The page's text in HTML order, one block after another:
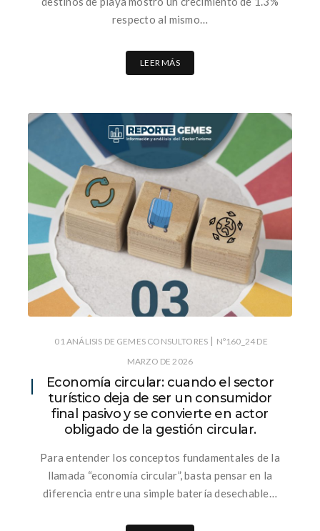
respecto al mismo…
LEER MÁS
01 ANÁLISIS DE GEMES CONSULTORES | Nº160_24 DE
MARZO DE 2026
Economía circular: cuando el sector
turístico deja de ser un consumidor
final pasivo y se convierte en actor
obligado de la gestión circular.
Para entender los conceptos fundamentales de la
llamada “economía circular”, basta pensar en la
diferencia entre una simple batería desechable…